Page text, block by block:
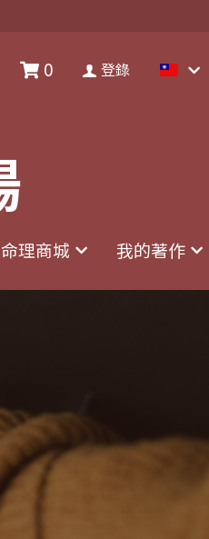
命理商城 我的著作
0 登錄
命理商城 我的著作
0 登錄